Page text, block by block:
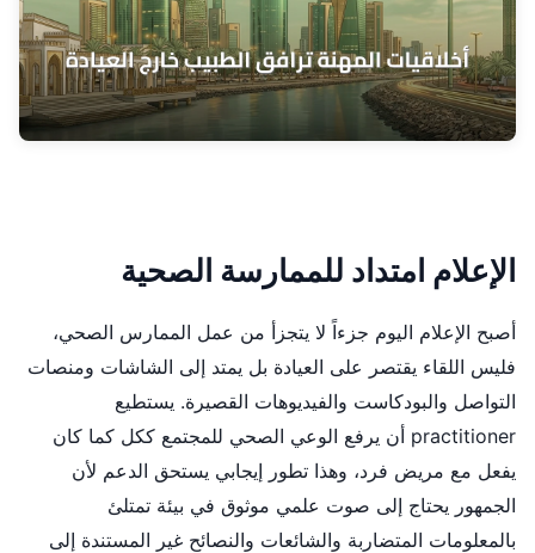
الإعلام امتداد للممارسة الصحية
أصبح الإعلام اليوم جزءاً لا يتجزأ من عمل الممارس الصحي،
فليس اللقاء يقتصر على العيادة بل يمتد إلى الشاشات ومنصات
التواصل والبودكاست والفيديوهات القصيرة. يستطيع
practitioner أن يرفع الوعي الصحي للمجتمع ككل كما كان
يفعل مع مريض فرد، وهذا تطور إيجابي يستحق الدعم لأن
الجمهور يحتاج إلى صوت علمي موثوق في بيئة تمتلئ
بالمعلومات المتضاربة والشائعات والنصائح غير المستندة إلى